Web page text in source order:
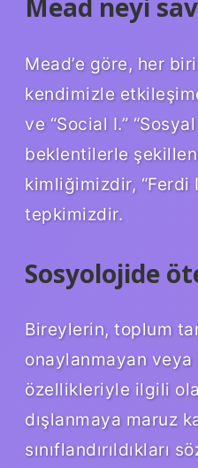
Mead neyi
Mead’e göre, her
kendimizle
ve “Social I.”
beklentilerle
kimliğimizdir, “Ferdi
tepkimizdir.
Sosyolojide
Bireylerin, toplum
onaylanmayan
özellikleriyle ilgili
dışlanmaya maruz
sınıflandırıldıkları